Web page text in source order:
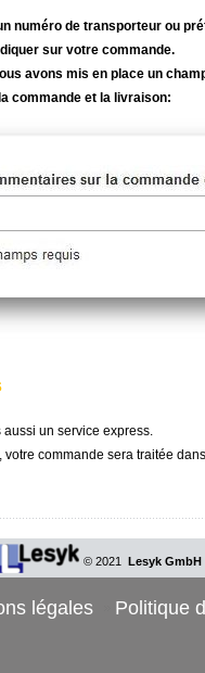
numéro de transporteur ou
sur votre commande.
avons mis en place un
commande et la livraison:
aussi un service express.
votre commande sera traitée
© 2021 Lesyk GmbH
légales Politique